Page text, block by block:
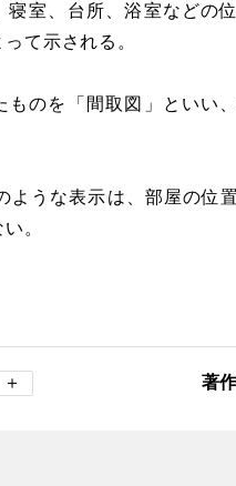
寝室、台所、浴室などの
て示される。
ものを「間取図」といい
うな表示は、部屋の位
。
＋ 著